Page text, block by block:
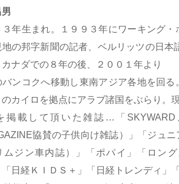
３年生まれ。１９９３年にワーキング
の邦字新聞の記者、ベルリッツの日本
ナダでの８年の後、２００１年より
バンコクへ移動し東南アジア各地を回
のカイロを拠点にアラブ諸国をぶらり。
掲載して頂いた雑誌…「SKYWARD
協賛の子供向け雑誌）」「ジュ
ムジン車内誌）」「ポパイ」「ロン
日経ＫＩＤＳ＋」「日経トレンディ」